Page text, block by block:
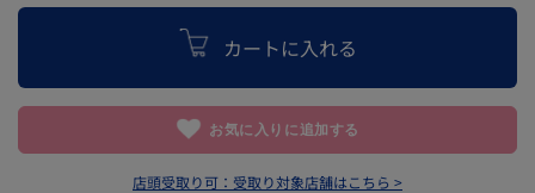
カートに入れる
お気に入りに追加する
店頭受取り可： 受取り対象店舗はこちら >